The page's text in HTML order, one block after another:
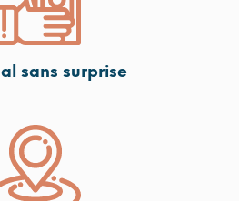
sans surprise